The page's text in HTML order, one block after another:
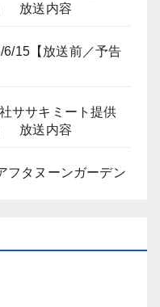
放送内容
15【放送前／予告
サキミート提供
放送内容
フタヌーンガーデン